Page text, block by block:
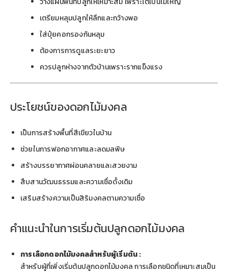
เตรียมหลุมปลูกให้ลึกและกว้างพอ
ใส่ปุ๋ยคอกรองก้นหลุม
ต้องการการดูแลระยะยาว
ควรปลูกห่างจากตัวบ้านเพราะรากแข็งแรง
ประโยชน์ของดอกไม้มงคล
เป็นการสร้างพื้นที่สีเขียวในบ้าน
ช่วยในการฟอกอากาศและลดมลพิษ
สร้างบรรยากาศผ่อนคลายและสวยงาม
สืบสานวัฒนธรรมและความเชื่อดั้งเดิม
เสริมสร้างความเป็นสิริมงคลตามความเชื่อ
คำแนะนำในการเริ่มต้นปลูกดอกไม้มงคล
การเลือกดอกไม้มงคลสำหรับผู้เริ่มต้น :
สำหรับผู้ที่เพิ่งเริ่มต้นปลูกดอกไม้มงคล การเลือกชนิดที่เหมาะสมเป็น